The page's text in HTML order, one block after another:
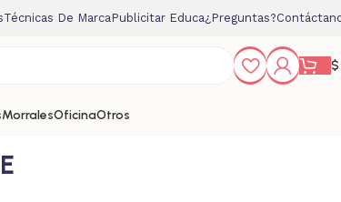
Técnicas De MarcaPublicitar Educa¿Preguntas?
$
MorralesOficinaOtros